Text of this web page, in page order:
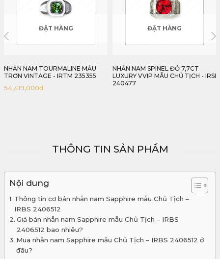
ĐẶT HÀNG
NHẪN NAM SPINEL ĐỎ 7,7CT
LUXURY VVIP MẪU CHỦ TỊCH - IRSI
ĐẶT HÀNG
NHẪN NAM SAPPHIRE XANH LAM
MẪU CHỦ TỊCH - IRBS 240652
65,477,000
THÔNG TIN SẢN PHẨM
Nội dung
Thông tin cơ bản nhẫn nam Sapphire mẫu Chủ Tịch –
IRBS 2406512
Giá bán nhẫn nam Sapphire mẫu Chủ Tịch – IRBS
2406512 bao nhiêu?
Mua nhẫn nam Sapphire mẫu Chủ Tịch – IRBS 2406512 ở
đâu?